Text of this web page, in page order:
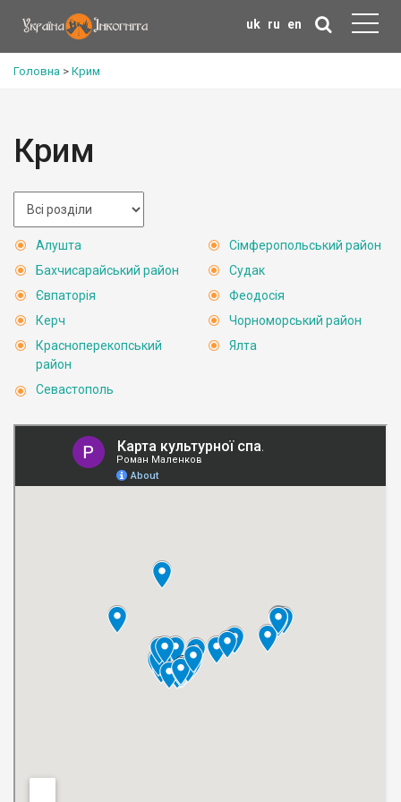
uk ru en
Головна > Крим
Крим
Алушта
Бахчисарайський район
Євпаторія
Керч
Красноперекопський
район
Севастополь
Сімферопольський район
Судак
Феодосія
Чорноморський район
Ялта